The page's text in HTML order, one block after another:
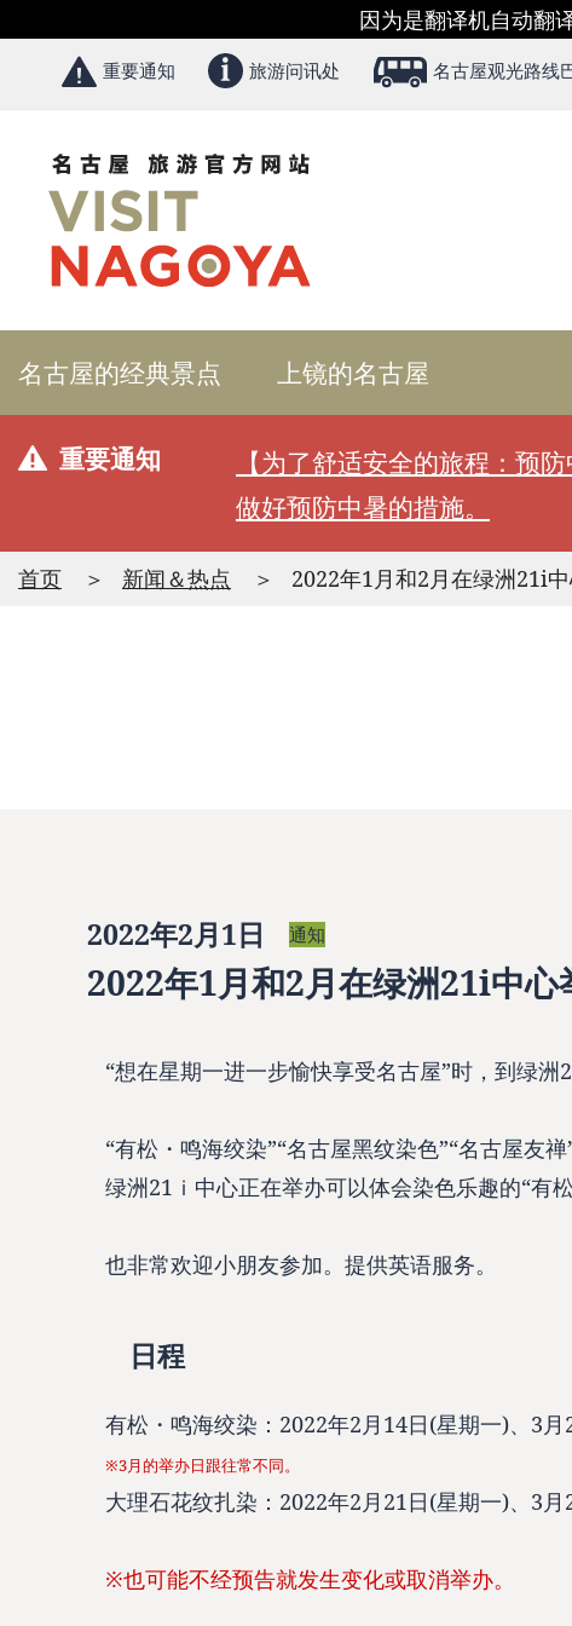
因为是翻译机自动翻
重要通知 旅游问讯处 名古屋观光路线
名古屋的经典景点 上镜的名古屋
重要通知
【为了舒适安全的旅程：预
做好预防中暑的措施。
首页 新闻＆热点 2022年1月和2月在绿洲21i
2022年2月1日 通知
2022年1月和2月在绿洲21i中心
“想在星期一进一步愉快享受名古屋”时，到绿洲
“有松・鸣海绞染”“名古屋黑纹染色”“名古屋友
绿洲21ｉ中心正在举办可以体会染色乐趣的“有
也非常欢迎小朋友参加。提供英语服务。
日程
有松・鸣海绞染：2022年2月14日(星期一)、3
※3月的举办日跟往常不同。
大理石花纹扎染：2022年2月21日(星期一)、3
※也可能不经预告就发生变化或取消举办。